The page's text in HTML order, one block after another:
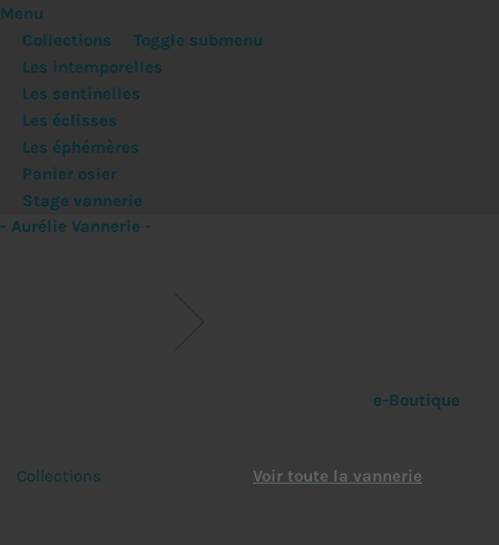
Menu
Collections
Toggle submenu
Les intemporelles
Les sentinelles
Les éclisses
Les éphémères
Panier osier
Stage vannerie
- Aurélie Vannerie -
e-Boutique
Collections Voir toute la vannerie